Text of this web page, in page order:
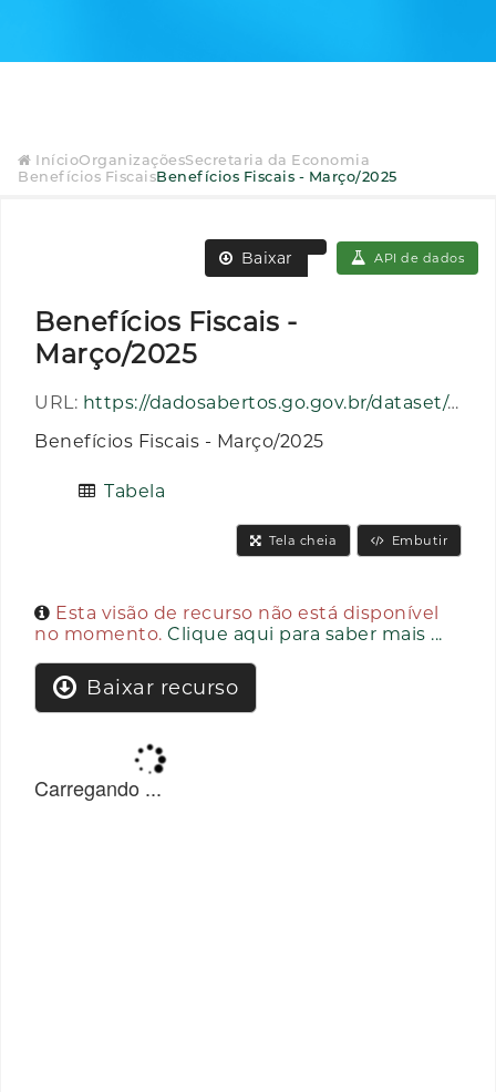
InícioOrganizaçõesSecretaria da Economia
Benefícios FiscaisBenefícios Fiscais - Março/2025
Baixar API de dados
Benefícios Fiscais -
Março/2025
URL: https://dadosabertos.go.gov.br/dataset/af2e2edd-8ae1-4d8d-bd41-3d930efac095/resource/7476ea3d-b808-48d8-9242-e04e05abf334/download/beneficiosfiscais_202503.csv
Benefícios Fiscais - Março/2025
Tabela
Tela cheia Embutir
Esta visão de recurso não está disponível
no momento. Clique aqui para saber mais ...
Baixar recurso